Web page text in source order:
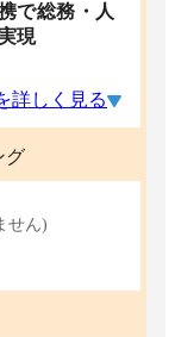
で総務・人
現
詳しく見る
グ
せん)